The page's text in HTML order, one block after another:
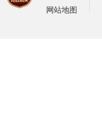
网站地图